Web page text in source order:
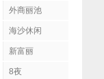
外商丽池
海沙休闲
新富丽
8夜